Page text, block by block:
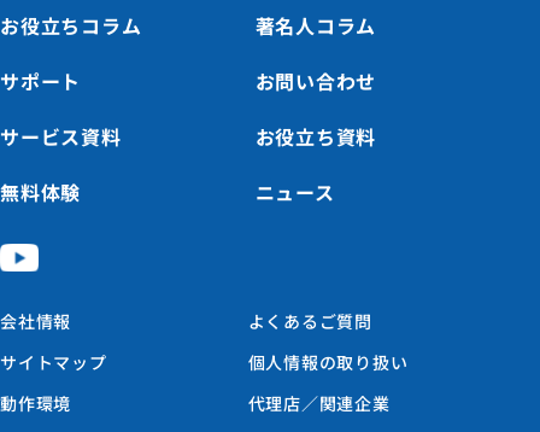
お役立ちコラム
著名人コラム
サポート
お問い合わせ
サービス資料
お役立ち資料
無料体験
ニュース
会社情報
よくあるご質問
サイトマップ
個人情報の取り扱い
動作環境
代理店／関連企業